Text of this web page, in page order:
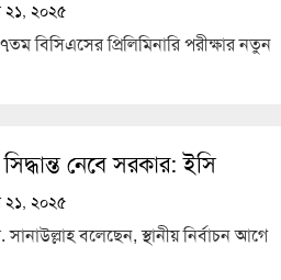
২১, ২০২৫
বিসিএসের প্রিলিমিনারি পরীক্ষার নতুন
নেবে সরকার: ইসি
২১, ২০২৫
বলেছেন, স্থানীয় নির্বাচন আগে